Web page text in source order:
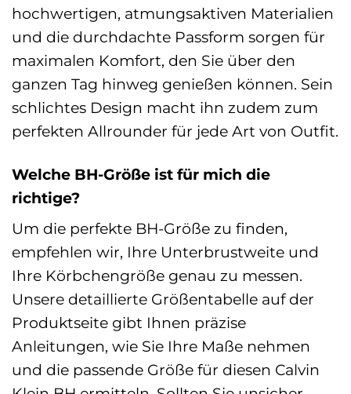
hochwertigen, atmungsaktiven Materialien
und die durchdachte Passform sorgen für
maximalen Komfort, den Sie über den
ganzen Tag hinweg genießen können. Sein
schlichtes Design macht ihn zudem zum
perfekten Allrounder für jede Art von Outfit.
Welche BH-Größe ist für mich die
richtige?
Um die perfekte BH-Größe zu finden,
empfehlen wir, Ihre Unterbrustweite und
Ihre Körbchengröße genau zu messen.
Unsere detaillierte Größentabelle auf der
Produktseite gibt Ihnen präzise
Anleitungen, wie Sie Ihre Maße nehmen
und die passende Größe für diesen Calvin